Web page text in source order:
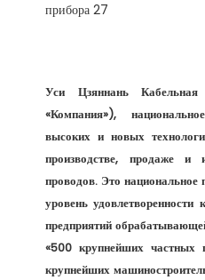
Уси Цзяннань
«Компания»),
высоких и новых
производстве, продаже и
проводов. Это национальное
уровень
предприятий
«500 крупнейших частных
крупнейших